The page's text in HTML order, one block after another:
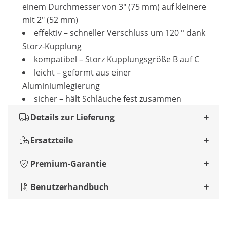
einem Durchmesser von 3" (75 mm) auf kleinere
mit 2" (52 mm)
effektiv – schneller Verschluss um 120 ° dank
Storz-Kupplung
kompatibel – Storz Kupplungsgröße B auf C
leicht – geformt aus einer
Aluminiumlegierung
sicher – hält Schläuche fest zusammen
Details zur Lieferung
Ersatzteile
Premium-Garantie
Benutzerhandbuch